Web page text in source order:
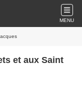
MENU
et aux Saint